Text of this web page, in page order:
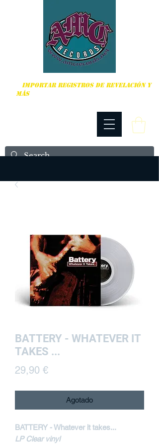
IMPORTAR REGISTROS DE REVELACIÓN Y
MÁS
BATTERY - WHATEVER IT
TAKES ...
29,90 €Precio
Agotado
BATTERY - Whatever it takes...
LP Clear vinyl